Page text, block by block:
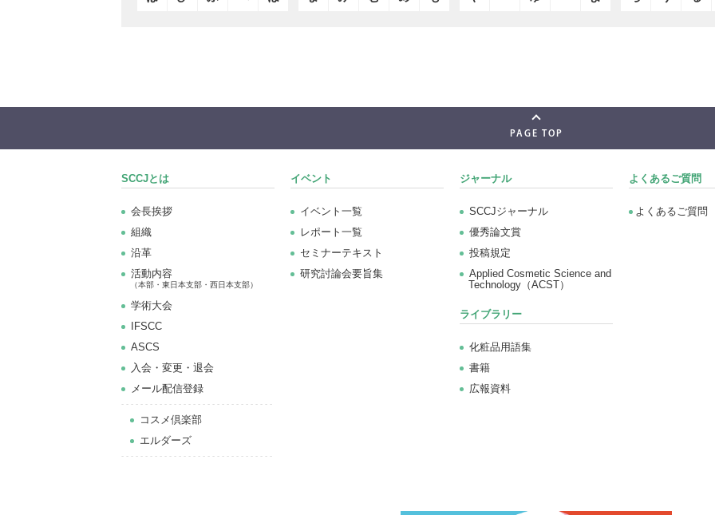
PAGE TOP
SCCJとは
会長挨拶
組織
沿革
活動内容
（本部・東日本支部・西日本支部）
学術大会
IFSCC
ASCS
⼊会・変更・退会
メール配信登録
コスメ倶楽部
エルダーズ
イベント
イベント一覧
レポート一覧
セミナーテキスト
研究討論会要旨集
ジャーナル
SCCJジャーナル
優秀論文賞
投稿規定
Applied Cosmetic Science and
Technology（ACST）
ライブラリー
化粧品用語集
書籍
広報資料
よくあるご質問
よくあるご質問